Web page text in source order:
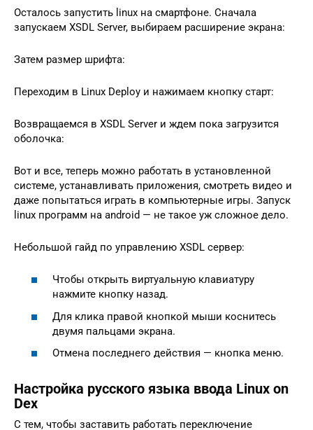
Осталось запустить linux на смартфоне. Сначала
запускаем XSDL Server, выбираем расширение экрана:
Затем размер шрифта:
Переходим в Linux Deploy и нажимаем кнопку старт:
Возвращаемся в XSDL Server и ждем пока загрузится
оболочка:
Вот и все, теперь можно работать в установленной
системе, устанавливать приложения, смотреть видео и
даже попытаться играть в компьютерные игры. Запуск
linux программ на android — не такое уж сложное дело.
Небольшой гайд по управлению XSDL сервер:
Чтобы открыть виртуальную клавиатуру
нажмите кнопку назад.
Для клика правой кнопкой мыши коснитесь
двумя пальцами экрана.
Отмена последнего действия — кнопка меню.
Настройка русского языка ввода Linux on
Dex
С тем, чтобы заставить работать переключение